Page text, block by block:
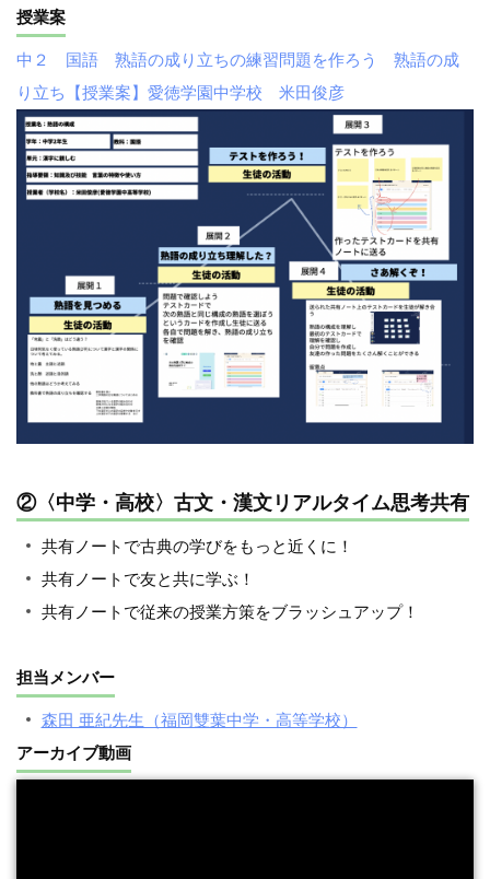
授業案
中２ 国語 熟語の成り立ちの練習問題を作ろう 熟語の成
り立ち【授業案】愛徳学園中学校 米田俊彦
②〈中学・高校〉古文・漢文リアルタイム思考共有
共有ノートで古典の学びをもっと近くに！
共有ノートで友と共に学ぶ！
共有ノートで従来の授業方策をブラッシュアップ！
担当メンバー
森田 亜紀先生（福岡雙葉中学・高等学校）
アーカイブ動画